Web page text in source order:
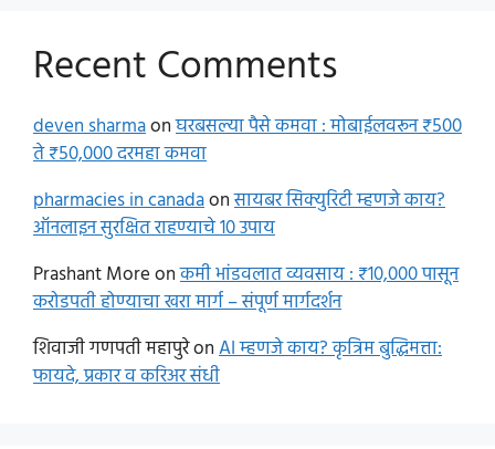
Recent Comments
deven sharmaonघरबसल्या पैसे कमवा : मोबाईलवरून ₹500
ते ₹50,000 दरमहा कमवा
pharmacies in canadaonसायबर सिक्युरिटी म्हणजे काय?
ऑनलाइन सुरक्षित राहण्याचे 10 उपाय
Prashant Moreonकमी भांडवलात व्यवसाय : ₹10,000 पासून
करोडपती होण्याचा खरा मार्ग – संपूर्ण मार्गदर्शन
शिवाजी गणपती महापुरेonAI म्हणजे काय? कृत्रिम बुद्धिमत्ता:
फायदे, प्रकार व करिअर संधी